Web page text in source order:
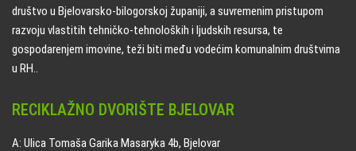
društvo u Bjelovarsko-bilogorskoj županiji, a suvremenim pristupom
razvoju vlastitih tehničko-tehnoloških i ljudskih resursa, te
gospodarenjem imovine, teži biti među vodećim komunalnim društvima
u RH..
RECIKLAŽNO DVORIŠTE BJELOVAR
A: Ulica Tomaša Garika Masaryka 4b, Bjelovar